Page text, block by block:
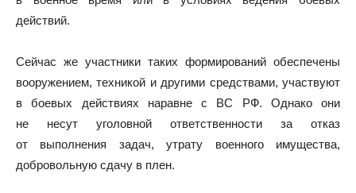
действий.
Сейчас же участники таких формирований обеспечены
вооружением, техникой и другими средствами, участвуют
в боевых действиях наравне с ВС РФ. Однако они
не несут уголовной ответственности за отказ
от выполнения задач, утрату военного имущества,
добровольную сдачу в плен.